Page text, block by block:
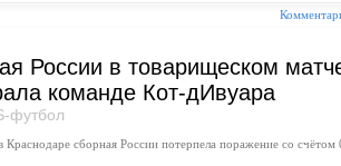
России в товарищеском
команде Кот-дИвуара
футбол
Краснодаре сборная России потерпела поражение со